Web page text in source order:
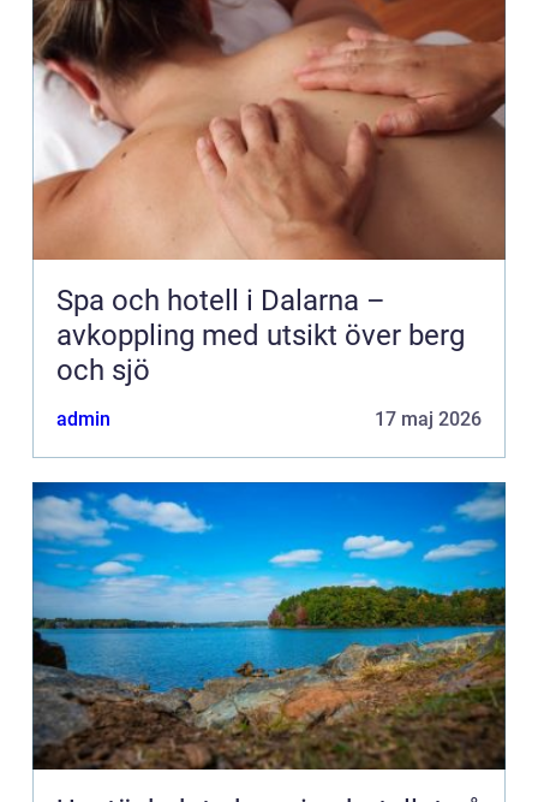
Spa och hotell i Dalarna –
avkoppling med utsikt över berg
och sjö
admin 17 maj 2026